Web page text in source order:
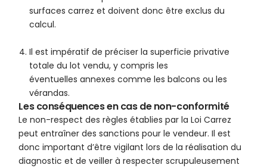
surfaces carrez et doivent donc être exclus du
calcul.
Il est impératif de préciser la superficie privative
totale du lot vendu, y compris les
éventuelles annexes comme les balcons ou les
vérandas.
Les conséquences en cas de non-conformité
Le non-respect des règles établies par la Loi Carrez
peut entraîner des sanctions pour le vendeur. Il est
donc important d’être vigilant lors de la réalisation du
diagnostic et de veiller à respecter scrupuleusement